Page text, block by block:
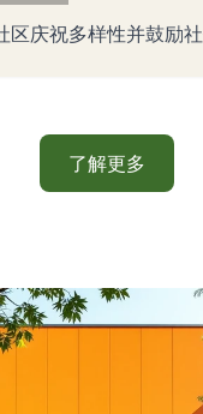
区庆祝多样性并鼓励社
了解更多